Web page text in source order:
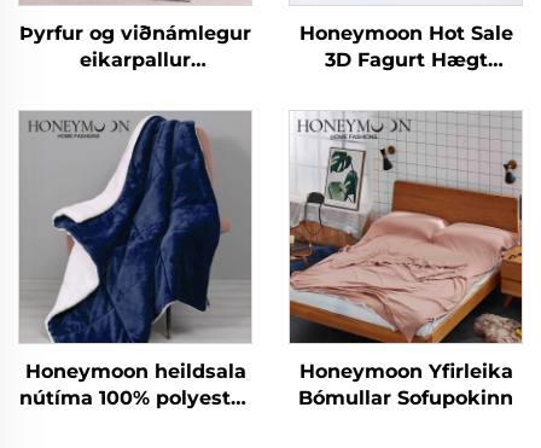
Þyrfur og viðnámlegur
eikarpallur
léttur pönnukokur í
stað pönnu
Honeymoon Hot Sale
3D Fagurt Hægt
fyrir börn - Dynjuföt
fyrir svefnherbergi
Honeymoon heildsala
nútíma 100% polyester
Honeymoon Yfirleika
Bómullar Sofupokinn